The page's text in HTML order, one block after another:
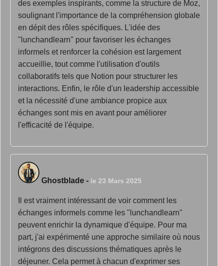
des exemples inspirants, comme la structure de Moz,
soulignant l'importance de la compréhension globale
en dépit des rôles spécifiques. L'idée des
"lunchandlearn" pour favoriser les échanges
informels et renforcer la cohésion est largement
accueillie, tout comme l'utilisation d'outils
collaboratifs tels que Notion pour structurer les
interactions. Enfin, le rôle d'un leadership accessible
et la nécessité d'une ambiance propice aux
échanges sont mis en avant pour améliorer
l'efficacité de l'équipe.
Ghostblade - le 23 Mars 2025
Il est vraiment intéressant de voir comment les
échanges informels comme les "lunchandlearn"
peuvent enrichir la dynamique d'équipe. Pour ma
part, j'ai expérimenté une approche similaire où nous
intégrons des discussions thématiques après le
déjeuner. Cela permet à chacun d'exprimer ses